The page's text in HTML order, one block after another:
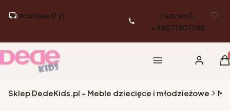
dostawa 0 zł
zadzwoń:
+48571801788
Menu Zaloguj się
Sklep DedeKids.pl - Meble dziecięce i młodzieżowe